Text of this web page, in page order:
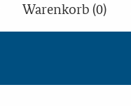
Warenkorb (0)